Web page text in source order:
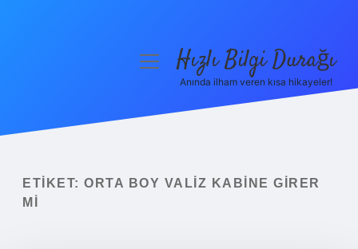
Yasal Uyarı
menüyüHızlı Bilgi Durağı
Anında ilham veren kısa hikayeler!
ETIKET: ORTA BOY VALIZ KABINE GIRER
MI